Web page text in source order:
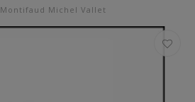
Montifaud Michel Vallet